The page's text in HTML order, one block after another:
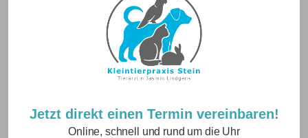
Jetzt direkt einen Termin vereinbaren!
Online, schnell und rund um die Uhr